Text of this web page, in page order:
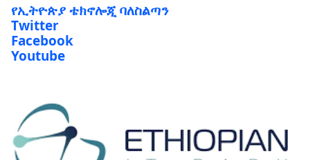
የኢትዮጵያ ቴክኖሎጂ ባለስልጣን
Twitter
Facebook
Youtube